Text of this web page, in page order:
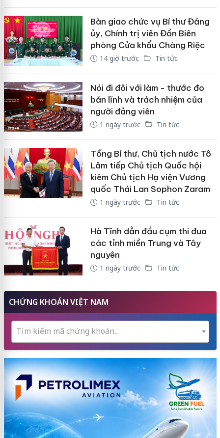
Bàn giao chức vụ Bí thư Đảng
ủy, Chính trị viên Đồn Biên
phòng Cửa khẩu Chàng Riệc
14 giờ trước Tin tức
Nói đi đôi với làm - thước đo
bản lĩnh và trách nhiệm của
người đảng viên
1 ngày trước Tin tức
Tổng Bí thư, Chủ tịch nước Tô
Lâm tiếp Chủ tịch Quốc hội
kiêm Chủ tịch Hạ viện Vương
quốc Thái Lan Sophon Zaram
1 ngày trước Tin tức
Hà Tĩnh dẫn đầu cụm thi đua
các tỉnh miền Trung và Tây
nguyên
1 ngày trước Tin tức
CHỨNG KHOÁN VIỆT NAM
Tìm kiếm mã chứng khoán...